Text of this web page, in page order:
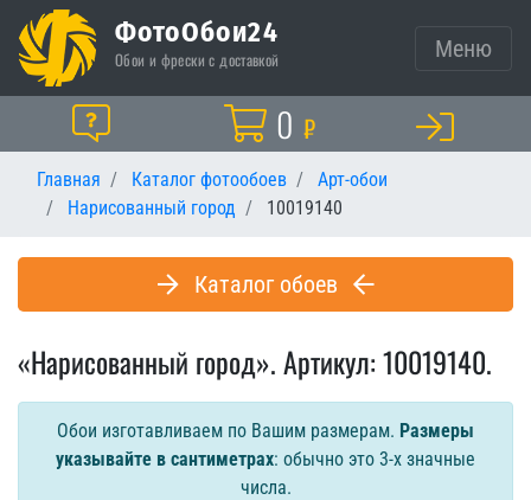
ФотоОбои24
Обои и фрески с доставкой Меню
Помощь Корзина
0 ₽
Главная Каталог фотообоев
Арт-обои
Нарисованный город
10019140
Каталог обоев
«Нарисованный город». Артикул: 10019140.
Обои изготавливаем по Вашим размерам. Размеры
указывайте в сантиметрах: обычно это 3-х значные
числа.